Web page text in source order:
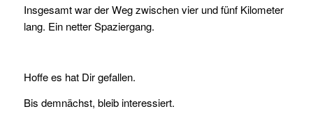
Insgesamt war der Weg zwischen vier und fünf Kilometer
lang. Ein netter Spaziergang.
Hoffe es hat Dir gefallen.
Bis demnächst, bleib interessiert.